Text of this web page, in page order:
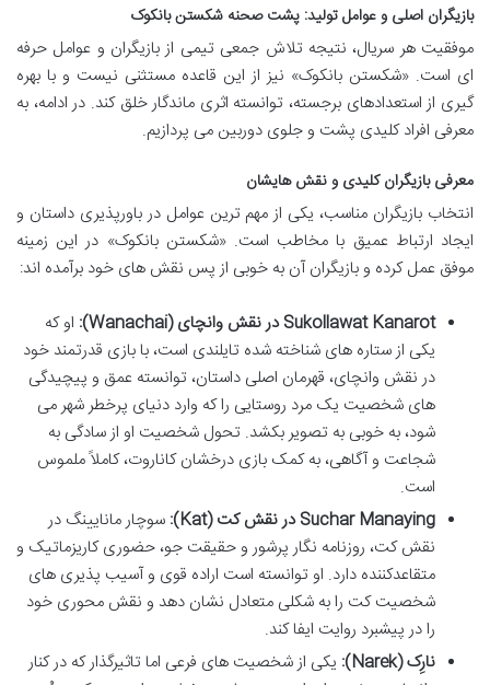
بازیگران اصلی و عوامل تولید: پشت صحنه شکستن بانکوک
موفقیت هر سریال، نتیجه تلاش جمعی تیمی از بازیگران و عوامل حرفه
ای است. «شکستن بانکوک» نیز از این قاعده مستثنی نیست و با بهره
گیری از استعدادهای برجسته، توانسته اثری ماندگار خلق کند. در ادامه، به
معرفی افراد کلیدی پشت و جلوی دوربین می پردازیم.
معرفی بازیگران کلیدی و نقش هایشان
انتخاب بازیگران مناسب، یکی از مهم ترین عوامل در باورپذیری داستان و
ایجاد ارتباط عمیق با مخاطب است. «شکستن بانکوک» در این زمینه
موفق عمل کرده و بازیگران آن به خوبی از پس نقش های خود برآمده اند:
Sukollawat Kanarot در نقش وانچای (Wanachai):
او که
یکی از ستاره های شناخته شده تایلندی است، با بازی قدرتمند خود
در نقش وانچای، قهرمان اصلی داستان، توانسته عمق و پیچیدگی
های شخصیت یک مرد روستایی را که وارد دنیای پرخطر شهر می
شود، به خوبی به تصویر بکشد. تحول شخصیت او از سادگی به
شجاعت و آگاهی، به کمک بازی درخشان کاناروت، کاملاً ملموس
است.
Suchar Manaying در نقش کت (Kat):
سوچار مانایینگ در
نقش کت، روزنامه نگار پرشور و حقیقت جو، حضوری کاریزماتیک و
متقاعدکننده دارد. او توانسته است اراده قوی و آسیب پذیری های
شخصیت کت را به شکلی متعادل نشان دهد و نقش محوری خود
را در پیشبرد روایت ایفا کند.
نارِک (Narek):
یکی از شخصیت های فرعی اما تاثیرگذار که در کنار